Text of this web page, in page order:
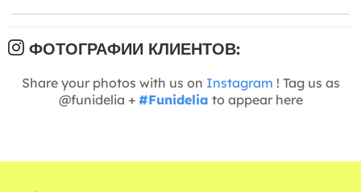
ФОТОГРАФИИ КЛИЕНТОВ:
Share your photos with us on Instagram ! Tag us as
@funidelia + #Funidelia to appear here